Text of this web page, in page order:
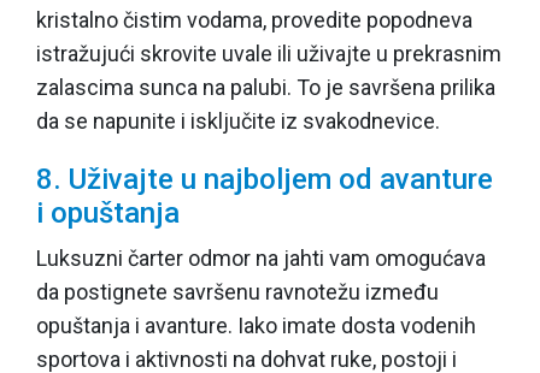
kristalno čistim vodama, provedite popodneva
istražujući skrovite uvale ili uživajte u prekrasnim
zalascima sunca na palubi. To je savršena prilika
da se napunite i isključite iz svakodnevice.
8. Uživajte u najboljem od avanture
i opuštanja
Luksuzni čarter odmor na jahti vam omogućava
da postignete savršenu ravnotežu između
opuštanja i avanture. Iako imate dosta vodenih
sportova i aktivnosti na dohvat ruke, postoji i